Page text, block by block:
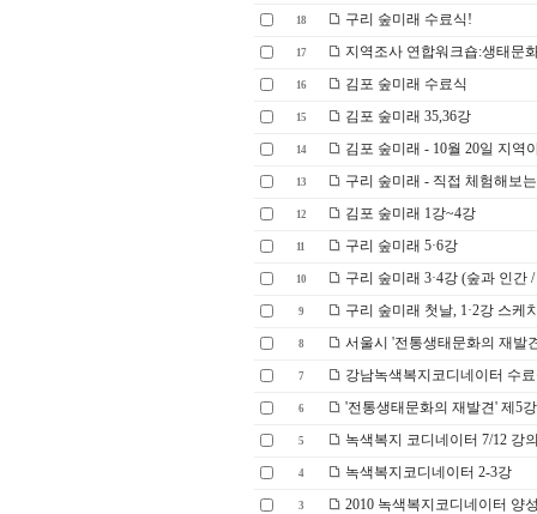
18 구리 숲미래 수료식!
17 지역조사 연합워크숍:생태문
16 김포 숲미래 수료식
15 김포 숲미래 35,36강
14 김포 숲미래 - 10월 20일 지역
13 구리 숲미래 - 직접 체험해보
12 김포 숲미래 1강~4강
11 구리 숲미래 5·6강
10 구리 숲미래 3·4강 (숲과 인간
9 구리 숲미래 첫날, 1·2강 스케
8 서울시 '전통생태문화의 재발
7 강남녹색복지코디네이터 수
6 '전통생태문화의 재발견' 제5강
5 녹색복지 코디네이터 7/12 강
4 녹색복지코디네이터 2-3강
3 2010 녹색복지코디네이터 양